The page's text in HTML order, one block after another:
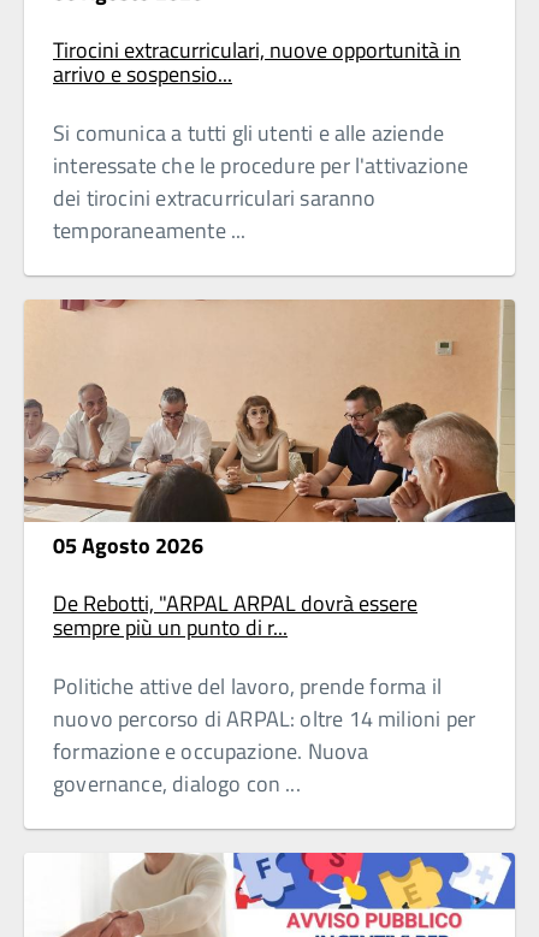
Tirocini extracurriculari, nuove opportunità in
arrivo e sospensio...
Si comunica a tutti gli utenti e alle aziende
interessate che le procedure per l'attivazione
dei tirocini extracurriculari saranno
temporaneamente ...
05 Agosto 2026
De Rebotti, "ARPAL ARPAL dovrà essere
sempre più un punto di r...
Politiche attive del lavoro, prende forma il
nuovo percorso di ARPAL: oltre 14 milioni per
formazione e occupazione. Nuova
governance, dialogo con ...